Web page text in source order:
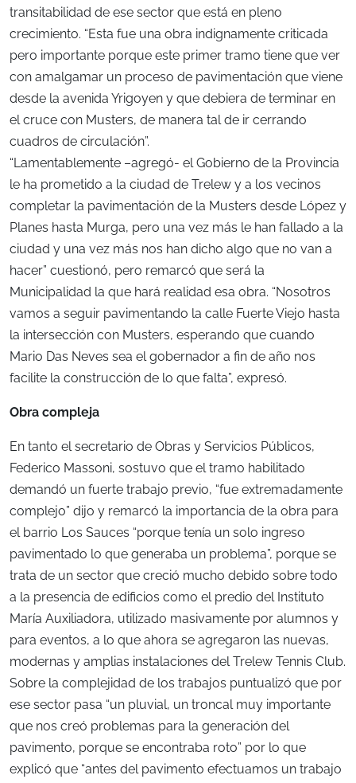
transitabilidad de ese sector que está en pleno
crecimiento. “Esta fue una obra indignamente criticada
pero importante porque este primer tramo tiene que ver
con amalgamar un proceso de pavimentación que viene
desde la avenida Yrigoyen y que debiera de terminar en
el cruce con Musters, de manera tal de ir cerrando
cuadros de circulación”.
“Lamentablemente –agregó- el Gobierno de la Provincia
le ha prometido a la ciudad de Trelew y a los vecinos
completar la pavimentación de la Musters desde López y
Planes hasta Murga, pero una vez más le han fallado a la
ciudad y una vez más nos han dicho algo que no van a
hacer” cuestionó, pero remarcó que será la
Municipalidad la que hará realidad esa obra. “Nosotros
vamos a seguir pavimentando la calle Fuerte Viejo hasta
la intersección con Musters, esperando que cuando
Mario Das Neves sea el gobernador a fin de año nos
facilite la construcción de lo que falta”, expresó.
Obra compleja
En tanto el secretario de Obras y Servicios Públicos,
Federico Massoni, sostuvo que el tramo habilitado
demandó un fuerte trabajo previo, “fue extremadamente
complejo” dijo y remarcó la importancia de la obra para
el barrio Los Sauces “porque tenía un solo ingreso
pavimentado lo que generaba un problema”, porque se
trata de un sector que creció mucho debido sobre todo
a la presencia de edificios como el predio del Instituto
María Auxiliadora, utilizado masivamente por alumnos y
para eventos, a lo que ahora se agregaron las nuevas,
modernas y amplias instalaciones del Trelew Tennis Club.
Sobre la complejidad de los trabajos puntualizó que por
ese sector pasa “un pluvial, un troncal muy importante
que nos creó problemas para la generación del
pavimento, porque se encontraba roto” por lo que
explicó que “antes del pavimento efectuamos un trabajo